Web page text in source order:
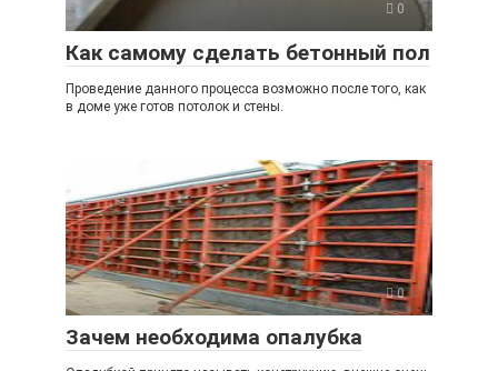
0
Как самому сделать бетонный пол
Проведение данного процесса возможно после того, как
в доме уже готов потолок и стены.
0
Зачем необходима опалубка